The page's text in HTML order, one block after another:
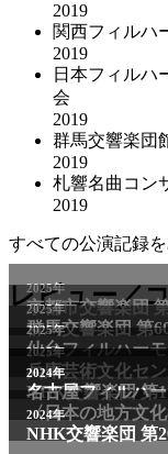
2019
関西フィルハ
2019
日本フィルハ
会
2019
群馬交響楽団
2019
札響名曲コン
2019
すべての公演記録
レビュー／